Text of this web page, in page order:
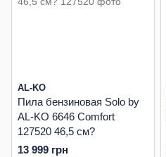
AL-KO
Пила бензиновая Solo by
AL-KO 6646 Comfort
127520 46,5 см?
13 999 грн